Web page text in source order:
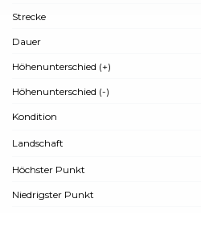
Strecke
Dauer
Höhenunterschied (+)
Höhenunterschied (-)
Kondition
Landschaft
Höchster Punkt
Niedrigster Punkt